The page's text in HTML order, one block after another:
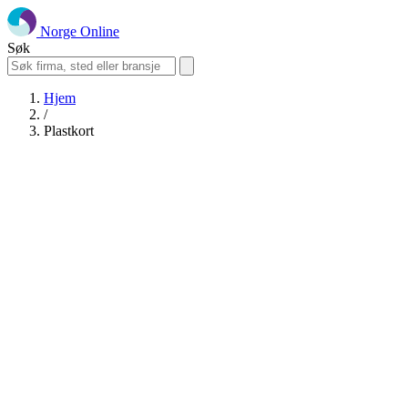
Norge Online
Søk
Hjem
/
Plastkort